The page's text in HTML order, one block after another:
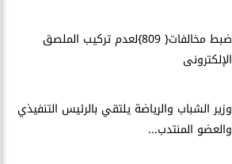
ضبط مخالفات{ 809}لعدم تركيب الملصق
الإلكترونى
وزير الشباب والرياضة يلتقي بالرئيس التنفيذي
والعضو المنتدب...